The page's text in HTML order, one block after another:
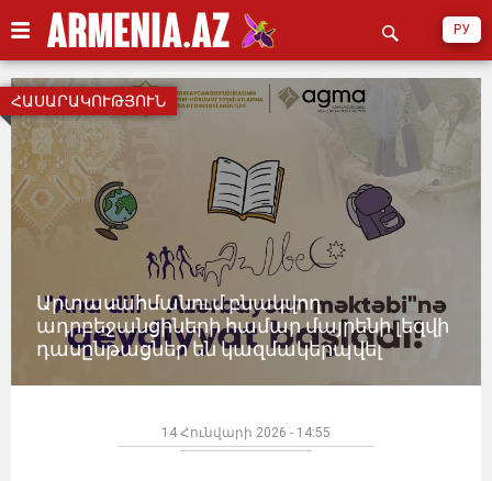
РУ
Արտասահմանում բնակվող
ադրբեջանցիների համար մայրենի լեզվի
դասընթացներ են կազմակերպվել
ՀԱՍԱՐԱԿՈՒԹՅՈՒՆ
14 Հունվարի 2026 - 14:55